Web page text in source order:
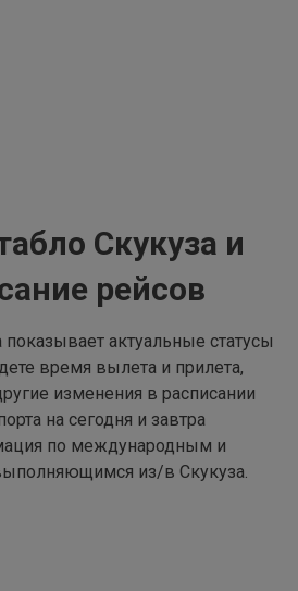
Скукуза и
рейсов
актуальные статусы
время вылета и прилета,
изменения в расписании
на сегодня и завтра
по международным и
из/в Скукуза.